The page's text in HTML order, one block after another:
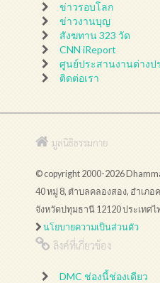
ข่าวรอบโลก
ข่าวงานบุญ
สังฆทาน 323 วัด
CNN iReport
ศูนย์ประสานงานต่างป
ติดต่อเรา
มูลนิธิธรรมกาย
© copyright 2000-2026
40 หมู่ 8, ตำบลคลองสอง, อำเภอ
จังหวัดปทุมธานี 12120 ประเทศไ
นโยบายความเป็นส่วนตัว
ลิงค์ที่เกี่ยวข้อง
DMC ช่องนี้ช่องเดียว